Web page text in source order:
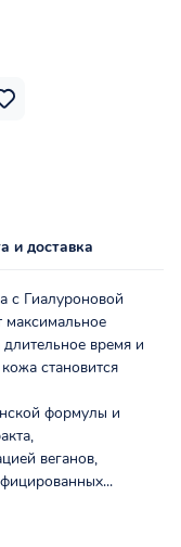
и доставка
с Гиалуроновой
максимальное
время и
становится
формулы и
веганов,